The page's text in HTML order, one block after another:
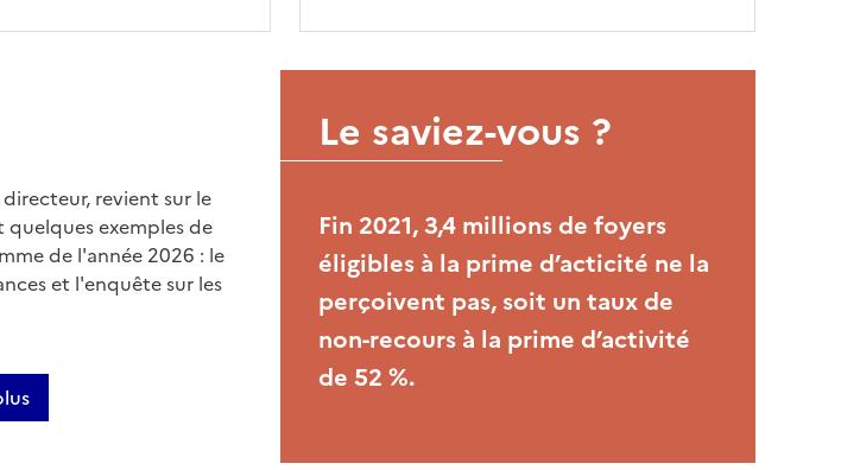
revient sur le
quelques exemples de
de l'année 2026 : le
et l'enquête sur les
Le saviez-vous ?
Fin 2021, 3,4 millions de foyers
éligibles à la prime d’acticité ne la
perçoivent pas, soit un taux de
non-recours à la prime d’activité
de 52 %.